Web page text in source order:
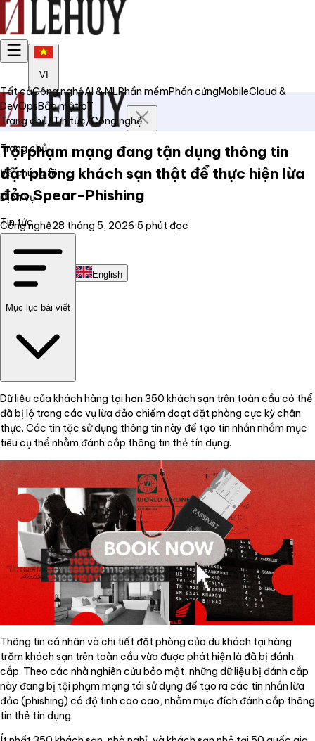
VI
Trang chủ
Về chúng tôi
Dịch vụ
Tin tức
Liên hệ
Tiếng Việt English
Tất cảCông nghệAI & MLPhần mềmPhần cứngMobileCloud &
DevOpsBảo mậtIoT
Trang chủ/Tin tức/Công nghệ
Tội phạm mạng đang tận dụng thông tin
đặt phòng khách sạn thật để thực hiện lừa
đảo Spear-Phishing
Công nghệ28 tháng 5, 2026·5 phút đọc
Mục lục bài viết
Dữ liệu của khách hàng tại hơn 350 khách sạn trên toàn cầu có thể
đã bị lộ trong các vụ lừa đảo chiếm đoạt đặt phòng cực kỳ chân
thực. Các tin tặc sử dụng thông tin này để tạo tin nhắn nhắm mục
tiêu cụ thể nhằm đánh cắp thông tin thẻ tín dụng.
Thông tin cá nhân và chi tiết đặt phòng của du khách tại hàng
trăm khách sạn trên toàn cầu vừa được phát hiện là đã bị đánh
cắp. Theo các nhà nghiên cứu bảo mật, những dữ liệu bị đánh cắp
này đang bị tội phạm mạng tái sử dụng để tạo ra các tin nhắn lừa
đảo (phishing) có độ tinh cao cao, nhằm mục đích đánh cắp thông
tin thẻ tín dụng.